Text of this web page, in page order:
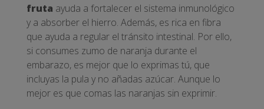
fruta ayuda a fortalecer el sistema inmunológico
y a absorber el hierro. Además, es rica en fibra
que ayuda a regular el tránsito intestinal. Por ello,
si consumes zumo de naranja durante el
embarazo, es mejor que lo exprimas tú, que
incluyas la pula y no añadas azúcar. Aunque lo
mejor es que comas las naranjas sin exprimir.